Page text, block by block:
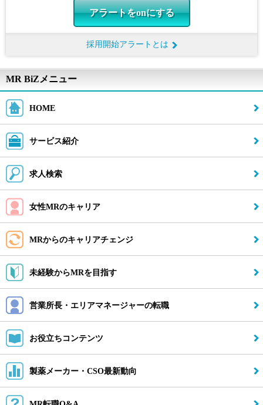
女性MRのキャリア
MRからのキャリアチェンジ
未経験からMRを目指す
営業所長・エリアマネージャーの転職
お役立ちコンテンツ
転職ネゴシエーション
行きたい企業に希望の条件で転職。交渉力と情報力に特化した転
職支援サービス。
利用無料・お申し込み時間1分
転職ネゴシエーションを依頼する(無料)
転職ネゴシエーションとは
採用開始アラート
気になる会社でMRの募集が発生した瞬間、お知らせを受け取る
ことができます。
アラートをonにする
採用開始アラートとは
MR BiZメニュー
HOME
サービス紹介
求人検索
女性MRのキャリア
MRからのキャリアチェンジ
未経験からMRを目指す
営業所長・エリアマネージャーの転職
お役立ちコンテンツ
製薬メーカー・CSO最新動向